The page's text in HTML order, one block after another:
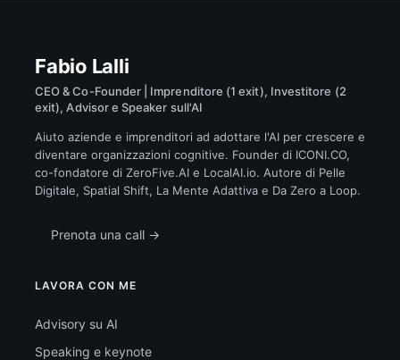
Fabio Lalli
CEO & Co-Founder | Imprenditore (1 exit), Investitore (2
exit), Advisor e Speaker sull'AI
Aiuto aziende e imprenditori ad adottare l'AI per crescere e
diventare organizzazioni cognitive. Founder di ICONI.CO,
co-fondatore di ZeroFive.AI e LocalAI.io. Autore di Pelle
Digitale, Spatial Shift, La Mente Adattiva e Da Zero a Loop.
Prenota una call →
LAVORA CON ME
Advisory su AI
Speaking e keynote